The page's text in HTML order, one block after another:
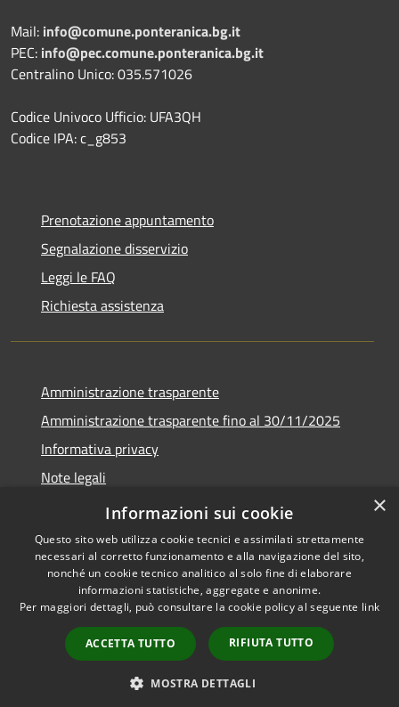
Mail: info@comune.ponteranica.bg.it
PEC: info@pec.comune.ponteranica.bg.it
Centralino Unico: 035.571026
Codice Univoco Ufficio: UFA3QH
Codice IPA: c_g853
Prenotazione appuntamento
Segnalazione disservizio
Leggi le FAQ
Richiesta assistenza
Amministrazione trasparente
Amministrazione trasparente fino al 30/11/2025
Informativa privacy
Note legali
Dichiarazione di accessibilità
Accessibilità
Copyright © 2026 • Comune di
Ponteranica • Powered by
Municipium•
Accesso
redazione
×
Informazioni sui cookie
Questo sito web utilizza cookie tecnici e assimilati strettamente
necessari al corretto funzionamento e alla navigazione del sito,
nonché un cookie tecnico analitico al solo fine di elaborare
informazioni statistiche, aggregate e anonime.
Per maggiori dettagli, può consultare la cookie policy al seguente link
ACCETTA TUTTO RIFIUTA TUTTO
MOSTRA DETTAGLI